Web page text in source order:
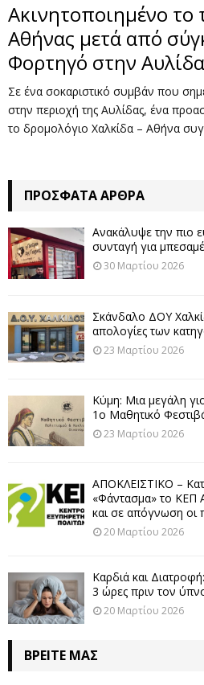
Ακινητοποιημένο το
Αθήνας μετά από
Φορτηγό στην Αυλίδα
Σε ένα σοκαριστικό συμβάν που
στην περιοχή της Αυλίδας, ένα
το δρομολόγιο Χαλκίδα – Αθήνα
ΠΡΌΣΦΑΤΑ ΆΡΘΡΑ
Ανακάλυψε την πιο
συνταγή για
30 Μαρτίου 2026
Σκάνδαλο ΔΟΥ
απολογίες των
23 Μαρτίου 2026
Κύμη: Μια μεγάλη
1ο Μαθητικό
23 Μαρτίου 2026
ΑΠΟΚΛΕΙΣΤΙΚΟ –
«Φάντασμα» το ΚΕΠ
και σε απόγνωση οι
20 Μαρτίου 2026
Καρδιά και
3 ώρες πριν τον
20 Μαρτίου 2026
ΒΡΕΊΤΕ ΜΑΣ